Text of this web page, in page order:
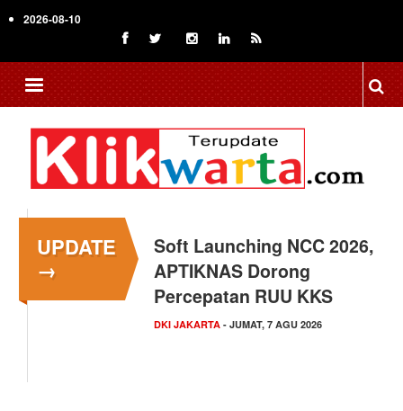
to
content
2026-08-10
UPDATE
→
Menkop Bawa Semangat
Koperasi ke Festival
Lembah Baliem Wamena
NASIONAL- JUMAT, 7 AGU 2026